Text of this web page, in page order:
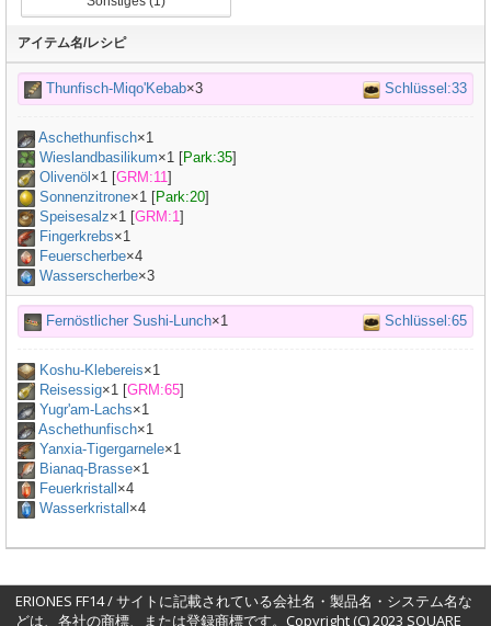
アイテム名/レシピ
Thunfisch-Miqo'Kebab×3 Schlüssel:33
Aschethunfisch×1
Wieslandbasilikum×1 [Park:35]
Olivenöl ×1 [GRM:11]
Sonnenzitrone×1 [Park:20]
Speisesalz×1 [GRM:1]
Fingerkrebs×1
Feuerscherbe×4
Wasserscherbe×3
Fernöstlicher Sushi-Lunch×1 Schlüssel:65
Koshu-Klebereis×1
Reisessig×1 [GRM:65]
Yugr'am-Lachs×1
Aschethunfisch×1
Yanxia-Tigergarnele×1
Bianaq-Brasse×1
Feuerkristall ×4
Wasserkristall ×4
ERIONES FF14 / サイトに記載されている会社名・製品名・システム名な
どは、各社の商標、または登録商標です。Copyright (C) 2023 SQUARE